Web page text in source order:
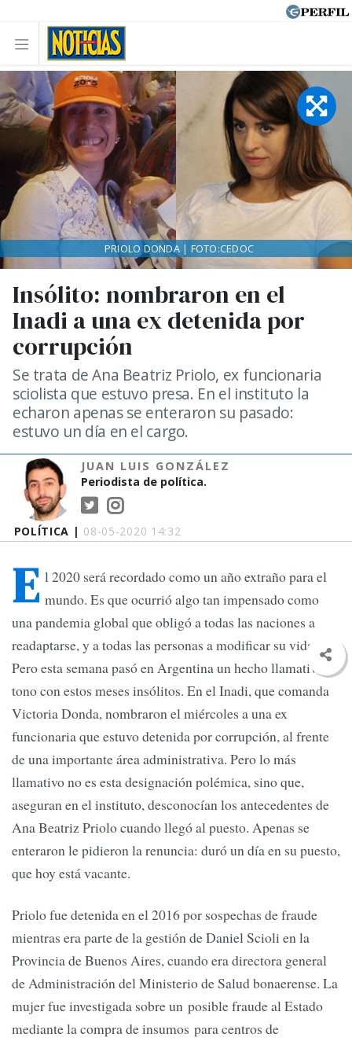
POLÍTICA | 08-05-2020 14:32
Insólito: nombraron en el
Inadi a una ex detenida por
corrupción
Se trata de Ana Beatriz Priolo, ex funcionaria
sciolista que estuvo presa. En el instituto la
echaron apenas se enteraron su pasado:
estuvo un día en el cargo.
JUAN LUIS GONZÁLEZ
Periodista de política.
PRIOLO DONDA | FOTO:CEDOC
E l 2020 será recordado como un año extraño para el
mundo. Es que ocurrió algo tan impensado como
una pandemia global que obligó a todas las naciones a
readaptarse, y a todas las personas a modificar su vida.
Pero esta semana pasó en Argentina un hecho llamativo, a
tono con estos meses insólitos. En el Inadi, que comanda
Victoria Donda, nombraron el miércoles a una ex
funcionaria que estuvo detenida por corrupción, al frente
de una importante área administrativa. Pero lo más
llamativo no es esta designación polémica, sino que,
aseguran en el instituto, desconocían los antecedentes de
Ana Beatriz Priolo cuando llegó al puesto. Apenas se
enteraron le pidieron la renuncia: duró un día en su puesto,
que hoy está vacante.
Priolo fue detenida en el 2016 por sospechas de fraude
mientras era parte de la gestión de Daniel Scioli en la
Provincia de Buenos Aires, cuando era directora general
de Administración del Ministerio de Salud bonaerense. La
mujer fue investigada sobre un posible fraude al Estado
mediante la compra de insumos para centros de